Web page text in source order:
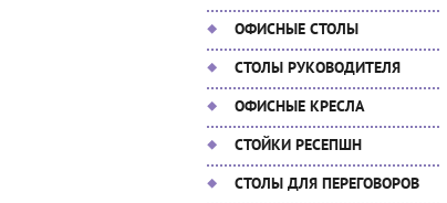
ОФИСНЫЕ СТОЛЫ
СТОЛЫ РУКОВОДИТЕЛЯ
ОФИСНЫЕ КРЕСЛА
СТОЙКИ РЕСЕПШН
СТОЛЫ ДЛЯ ПЕРЕГОВОРОВ